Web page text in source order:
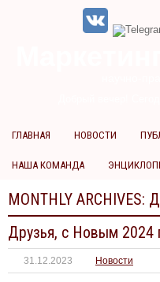
ГЛАВНАЯ НОВОСТИ
НАША КОМАНДА
MONTHLY ARCHIVES:
Друзья, с Новым 2024
31.12.2023 Новости